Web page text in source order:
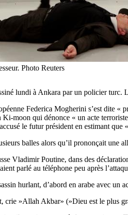
Photo Reuters
lundi à Ankara par un policier turc.
Federica Mogherini s’est dite «
moon qui dénonce « un acte
le futur président en estimant que
balles alors qu’il prononçait une
Vladimir Poutine, dans des
parlé au téléphone peu après
hurlant, d’abord en arabe avec un
crie »Allah Akbar» (»Dieu est le plus